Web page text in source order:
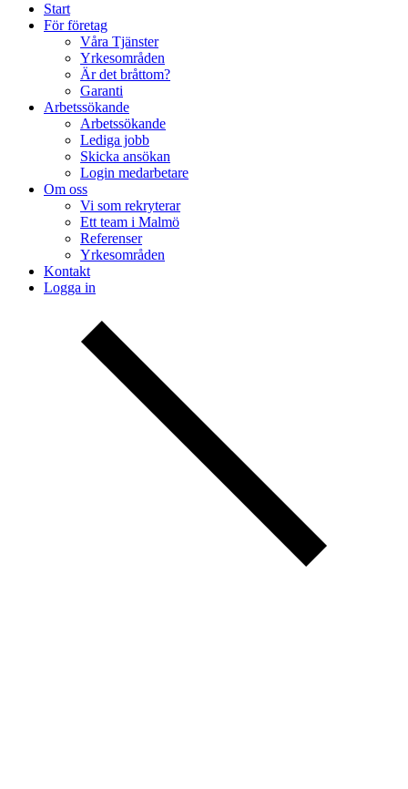
Start
För företag
Våra Tjänster
Yrkesområden
Är det bråttom?
Garanti
Arbetssökande
Arbetssökande
Lediga jobb
Skicka ansökan
Login medarbetare
Om oss
Vi som rekryterar
Ett team i Malmö
Referenser
Yrkesområden
Kontakt
Logga in